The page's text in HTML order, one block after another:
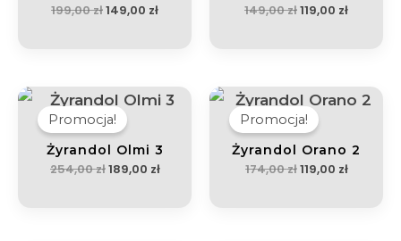
199,00zł149,00 zł 149,00zł119,00 zł
Promocja!
Żyrandol Olmi 3
254,00zł
Pierwotna
cena
wynosiła:
254,00 zł.
189,00 zł
Aktualna
cena
Promocja!
Żyrandol Orano 2
174,00zł
Pierwotna
cena
wynosiła:
174,00 zł.
119,00 zł
cena